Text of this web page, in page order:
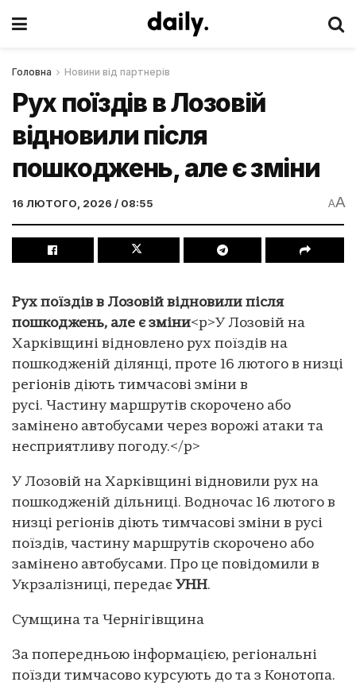
Головна Новини від партнерів
Рух поїздів в Лозовій
відновили після
пошкоджень, але є зміни
16 ЛЮТОГО, 2026 / 08:55 AA
Рух поїздів в Лозовій відновили після
пошкоджень, але є зміни<p>У Лозовій на
Харківщині відновлено рух поїздів на
пошкодженій ділянці, проте 16 лютого в низці
регіонів діють тимчасові зміни в
русі. Частину маршрутів скорочено або
замінено автобусами через ворожі атаки та
несприятливу погоду.</p>
У Лозовій на Харківщині відновили рух на
пошкодженій дільниці. Водночас 16 лютого в
низці регіонів діють тимчасові зміни в русі
поїздів, частину маршрутів скорочено або
замінено автобусами. Про це повідомили в
Укрзалізниці, передає УНН.
Сумщина та Чернігівщина
За попередньою інформацією, регіональні
поїзди тимчасово курсують до та з Конотопа.